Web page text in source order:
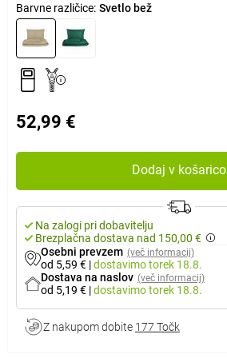
Barvne različice: Svetlo bež
52,99 €
Dodaj v košarico
Na zalogi pri dobavitelju
Brezplačna dostava nad 150,00 €
Osebni prevzem (več informacij)
od 5,59 € |dostavimotorek 18.8.
Dostava na naslov (več informacij)
od 5,19 € |dostavimotorek 18.8.
Z nakupom dobite 177 Točk